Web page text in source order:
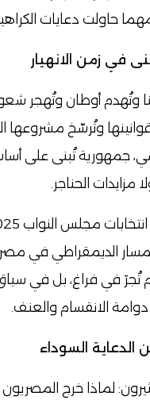
حاولت دعايات
في زمن الانهيار
وتُهدم أوطان
وتُرسّخ مشروعها
جمهورية تُبنى على
الحناجر.
الديمقراطي في مصر
لم تُجرَ في فراغ، بل في
الانقسام والعنف.
السوداء
لماذا خرج المصريون